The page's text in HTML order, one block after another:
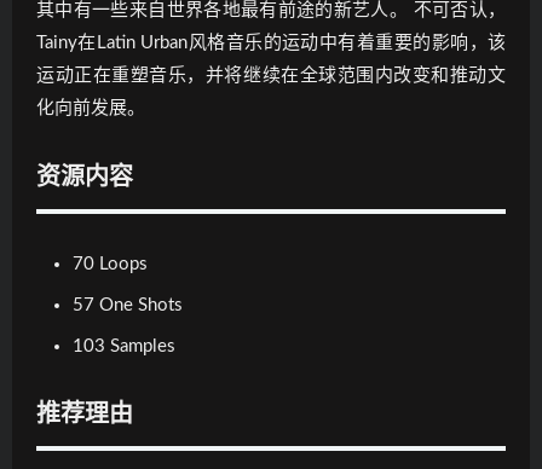
其中有一些来自世界各地最有前途的新艺人。 不可否认，
Tainy在Latin Urban风格音乐的运动中有着重要的影响，该
运动正在重塑音乐，并将继续在全球范围内改变和推动文
化向前发展。
资源内容
70 Loops
57 One Shots
103 Samples
推荐理由